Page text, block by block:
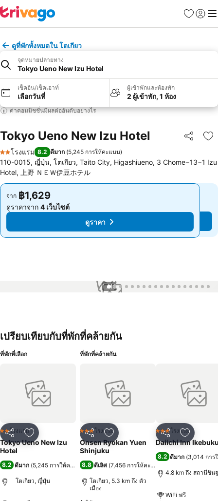
รายการโป
เข้าสู่ร
เมนู
ดูที่พักทั้งหมดใน โตเกียว
จุดหมายปลายทาง
Tokyo Ueno New Izu Hotel
เช็คอิน/เช็คเอาท์
เลือกวันที่
ผู้เข้าพักและห้องพัก
2 ผู้เข้าพัก, 1 ห้อง
ค่าคอมมิชชั่นมีผลต่ออันดับอย่างไร
Tokyo Ueno New Izu Hotel แชร์
เ
2 ดาว
โรงแรม 8.2 ดีมาก (5,245 การให้คะแนน)
110-0015, ญี่ปุ่น, โตเกียว, Taito City, Higashiueno, 3 Chome−13−1 Izu
Hotel, 上野 ＮＥＷ伊豆ホテル
จาก ฿1,629
ดูราคาจาก 4 เว็บไซต์
ดูราคา
จาก ฿1,629
ดูราคาจาก 4 เว็บไซต์
ดูราคา
1 / 18
เปรียบเทียบกับที่พักที่คล้ายกัน
ที่พักที่เลือก
แชร์ เพิ่มในรายการโปรด
2 ดาวโรงแรม
Tokyo Ueno New Izu
Hotel
8.2 ดีมาก (5,245 การให้คะแนน)
โตเกียว, ญี่ปุ่น
ที่พักที่คล้ายกัน
แชร์ เพิ่มในรายการโปรด
3 ดาวโรงแรม
Onsen Ryokan Yuen
Shinjuku
8.8 ดีเลิศ (7,456 การให้คะแนน
โตเกียว, 5.3 km ถึง ตัว
เมือง
แชร์ เพิ่มในรา
3 ดาวโรงแรม
Daiichi Inn
8.2 ดีมาก (3,014 การ
4.8 km ถึง สถานีชิน
WiFi ฟรี